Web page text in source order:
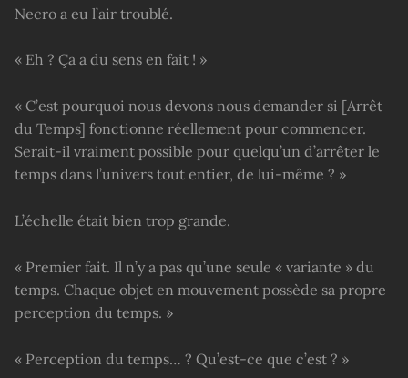
Necro a eu l’air troublé.
« Eh ? Ça a du sens en fait ! »
« C’est pourquoi nous devons nous demander si [Arrêt
du Temps] fonctionne réellement pour commencer.
Serait-il vraiment possible pour quelqu’un d’arrêter le
temps dans l’univers tout entier, de lui-même ? »
L’échelle était bien trop grande.
« Premier fait. Il n’y a pas qu’une seule « variante » du
temps. Chaque objet en mouvement possède sa propre
perception du temps. »
« Perception du temps… ? Qu’est-ce que c’est ? »